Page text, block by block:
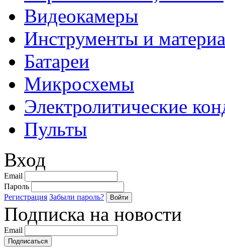
Видеокамеры
Инструменты и
Батареи
Микросхемы
Электролитические
Пульты
Вход
Email
Пароль
Регистрация Забыли пароль?
Подписка на новости
Email